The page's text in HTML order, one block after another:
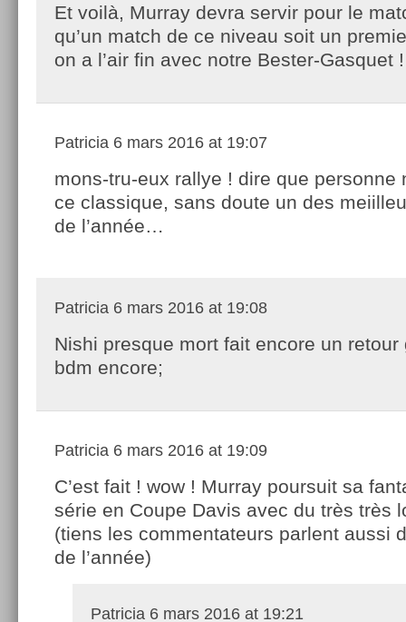
Et voilà, Murray devra servir pour le
qu’un match de ce niveau soit un
on a l’air fin avec notre Bester-Gasquet !
Patricia 6 mars 2016 at 19:07
mons-tru-eux rallye ! dire que personne
ce classique, sans doute un des
de l’année…
Patricia 6 mars 2016 at 19:08
Nishi presque mort fait encore un retour
bdm encore;
Patricia 6 mars 2016 at 19:09
C’est fait ! wow ! Murray poursuit sa
série en Coupe Davis avec du très très
(tiens les commentateurs parlent aussi
de l’année)
Patricia 6 mars 2016 at 19:21